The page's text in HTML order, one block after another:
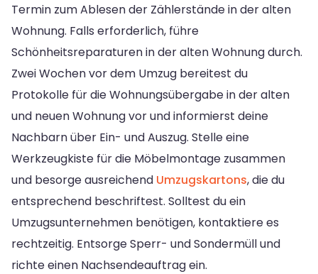
Termin zum Ablesen der Zählerstände in der alten
Wohnung. Falls erforderlich, führe
Schönheitsreparaturen in der alten Wohnung durch.
Zwei Wochen vor dem Umzug bereitest du
Protokolle für die Wohnungsübergabe in der alten
und neuen Wohnung vor und informierst deine
Nachbarn über Ein- und Auszug. Stelle eine
Werkzeugkiste für die Möbelmontage zusammen
und besorge ausreichend Umzugskartons, die du
entsprechend beschriftest. Solltest du ein
Umzugsunternehmen benötigen, kontaktiere es
rechtzeitig. Entsorge Sperr- und Sondermüll und
richte einen Nachsendeauftrag ein.